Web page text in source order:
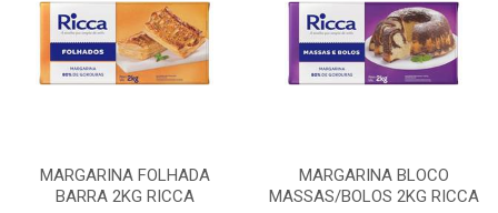
MARGARINA FOLHADA
BARRA 2KG RICCA
MARGARINA BLOCO
MASSAS/BOLOS 2KG RICCA